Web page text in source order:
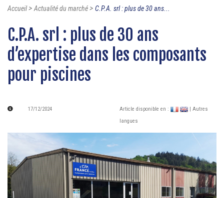
Accueil>Actualité du marché> C.P.A. srl : plus de 30 ans...
C.P.A. srl : plus de 30 ans
d’expertise dans les composants
pour piscines
17/12/2024 Article disponible en :
| Autres
langues